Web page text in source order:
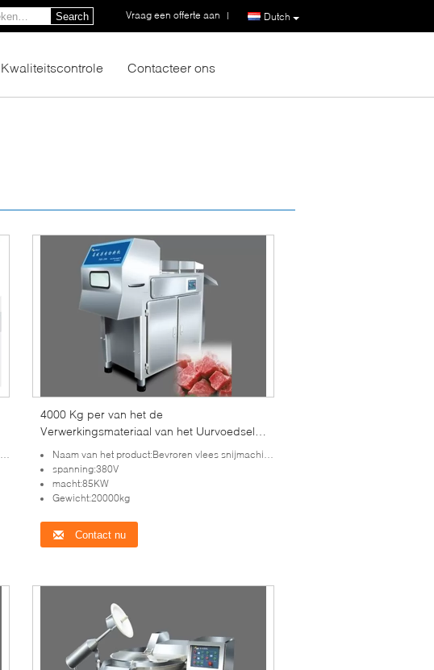
Dutch
Vraag een offerte aan |
Search
Kwaliteitscontrole Contacteer ons
4000 Kg per van het de
Verwerkingsmateriaal van het Uurvoedsel
Bevroren het Vleessnijmachine
Naam van het product:Bevroren vlees snijmachine
spanning:380V
macht:85KW
Gewicht:20000kg
Contact nu